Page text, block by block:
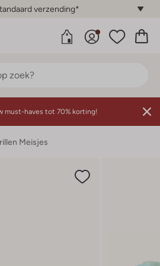
verzending*
must-haves tot 70% korting!
Meisjes